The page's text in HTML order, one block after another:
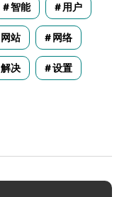
智能 用户
网站 网络
解决 设置